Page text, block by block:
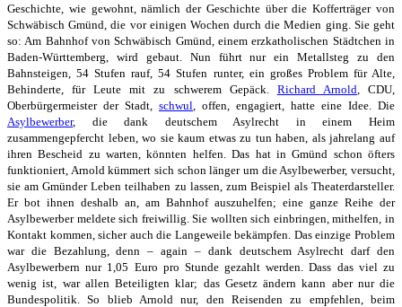
Geschichte, wie gewohnt, nämlich der Geschichte über die Kofferträger von
Schwäbisch Gmünd, die vor einigen Wochen durch die Medien ging. Sie geht
so: Am Bahnhof von Schwäbisch Gmünd, einem erzkatholischen Städtchen in
Baden-Württemberg, wird gebaut. Nun führt nur ein Metallsteg zu den
Bahnsteigen, 54 Stufen rauf, 54 Stufen runter, ein großes Problem für Alte,
Behinderte, für Leute mit zu schwerem Gepäck. Richard Arnold , CDU,
Oberbürgermeister der Stadt, schwul , offen, engagiert, hatte eine Idee. Die
Asylbewerber, die dank deutschem Asylrecht in einem Heim
zusammengepfercht leben, wo sie kaum etwas zu tun haben, als jahrelang auf
ihren Bescheid zu warten, könnten helfen. Das hat in Gmünd schon öfters
funktioniert, Arnold kümmert sich schon länger um die Asylbewerber, versucht,
sie am Gmünder Leben teilhaben zu lassen, zum Beispiel als Theaterdarsteller.
Er bot ihnen deshalb an, am Bahnhof auszuhelfen; eine ganze Reihe der
Asylbewerber meldete sich freiwillig. Sie wollten sich einbringen, mithelfen, in
Kontakt kommen, sicher auch die Langeweile bekämpfen. Das einzige Problem
war die Bezahlung, denn – again – dank deutschem Asylrecht darf den
Asylbewerbern nur 1,05 Euro pro Stunde gezahlt werden. Dass das viel zu
wenig ist, war allen Beteiligten klar; das Gesetz ändern kann aber nur die
Bundespolitik. So blieb Arnold nur, den Reisenden zu empfehlen, beim